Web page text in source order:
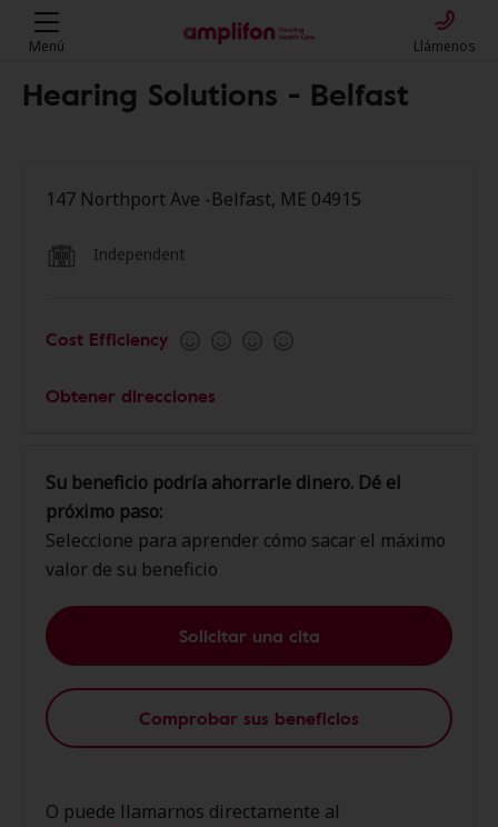
Menú Llámenos
Hearing Solutions - Belfast
147 Northport Ave -Belfast, ME 04915
Independent
Cost Efficiency
Obtener direcciones
Su beneficio podría ahorrarle dinero. Dé el
próximo paso:
Seleccione para aprender cómo sacar el máximo
valor de su beneficio
Solicitar una cita
Comprobar sus beneficios
O puede llamarnos directamente al